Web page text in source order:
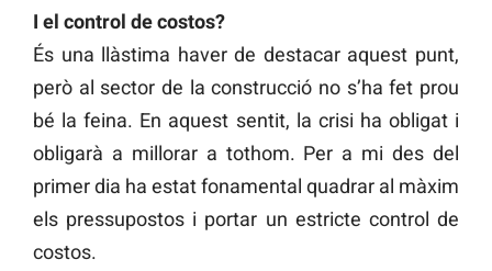
I el control de costos?
És una llàstima haver de destacar aquest punt,
però al sector de la construcció no s’ha fet prou
bé la feina. En aquest sentit, la crisi ha obligat i
obligarà a millorar a tothom. Per a mi des del
primer dia ha estat fonamental quadrar al màxim
els pressupostos i portar un estricte control de
costos.